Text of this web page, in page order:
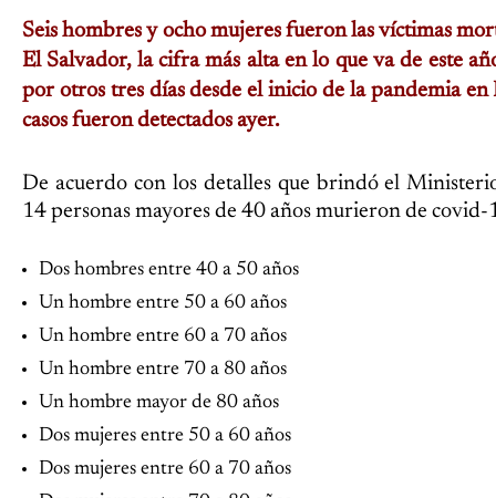
Seis hombres y ocho mujeres fueron las víctimas
El Salvador, la cifra más alta en lo que va de este
por otros tres días desde el inicio de la pandemia en
casos fueron detectados ayer.
De acuerdo con los detalles que brindó el
14 personas mayores de 40 años murieron de covid-
Dos hombres entre 40 a 50 años
Un hombre entre 50 a 60 años
Un hombre entre 60 a 70 años
Un hombre entre 70 a 80 años
Un hombre mayor de 80 años
Dos mujeres entre 50 a 60 años
Dos mujeres entre 60 a 70 años